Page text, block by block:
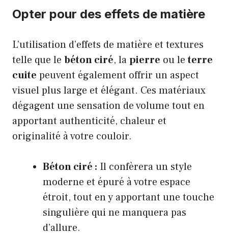
Opter pour des effets de matière
L’utilisation d’effets de matière et textures
telle que le béton ciré, lapierre ou leterre
cuite peuvent également offrir un aspect
visuel plus large et élégant. Ces matériaux
dégagent une sensation de volume tout en
apportant authenticité, chaleur et
originalité à votre couloir.
Béton ciré : Il confèrera un style
moderne et épuré à votre espace
étroit, tout en y apportant une touche
singulière qui ne manquera pas
d’allure.